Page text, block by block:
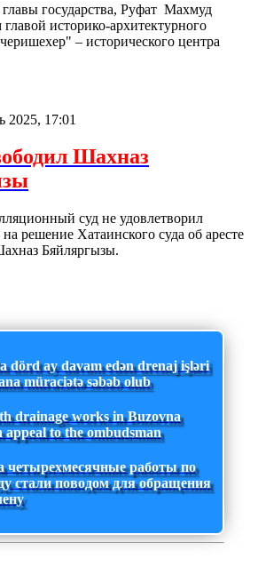
государства, Руфат Махмуд
историко-архитектурного
– исторического центра
2025, 17:01
Шахназ
суд не удовлетворил
решение Хатаинского суда об аресте
Бяйляргызы.
dörd ay davam edən drenaj işləri
müraciətə səbəb olub
drainage works in Buzovna
appeal to the ombudsman
четырехмесячные работы по
стали поводом для обращения